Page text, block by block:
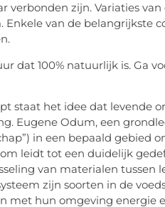
verbonden zijn. Variaties
Enkele van de belangrijkste
dat 100% natuurlijk is. Ga
staat het idee dat levende
Eugene Odum, een
in een bepaald gebied
leidt tot een duidelijk
van materialen
zijn soorten in de
met hun omgeving energie